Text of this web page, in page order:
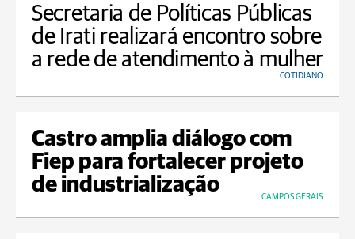
Secretaria de Políticas Públicas
de Irati realizará encontro sobre
a rede de atendimento à mulher
COTIDIANO
Castro amplia diálogo com
Fiep para fortalecer projeto
de industrialização
CAMPOS GERAIS